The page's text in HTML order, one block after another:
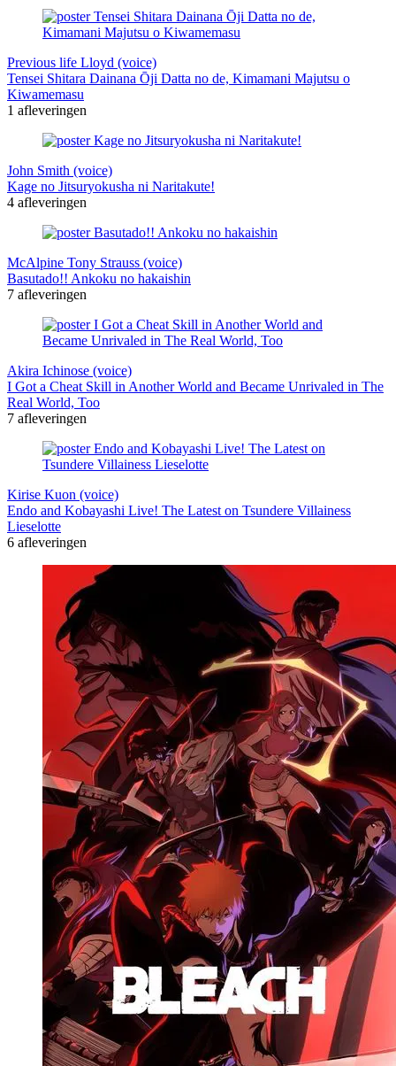
Previous life Lloyd (voice)
Tensei Shitara Dainana Ōji Datta no de, Kimamani Majutsu o
Kiwamemasu
1 afleveringen
John Smith (voice)
Kage no Jitsuryokusha ni Naritakute!
4 afleveringen
McAlpine Tony Strauss (voice)
Basutado!! Ankoku no hakaishin
7 afleveringen
Akira Ichinose (voice)
I Got a Cheat Skill in Another World and Became Unrivaled in The
Real World, Too
7 afleveringen
Kirise Kuon (voice)
Endo and Kobayashi Live! The Latest on Tsundere Villainess
Lieselotte
6 afleveringen